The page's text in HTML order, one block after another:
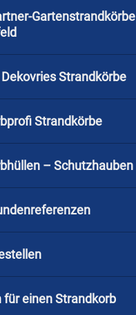
Gartenstrandkörbe
Strandkörbe
Strandkörbe
– Schutzhauben
für einen Strandkorb